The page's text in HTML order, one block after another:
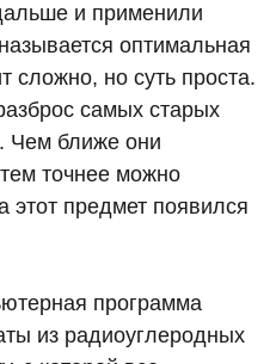
и применили
оптимальная
сложно, но суть проста.
самых старых
Чем ближе они
тем точнее можно
этот предмет появился
программа
из радиоуглеродных